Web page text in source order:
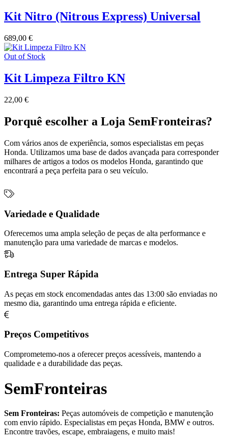
Kit Nitro (Nitrous Express) Universal
689,00 €
Out of Stock
Kit Limpeza Filtro KN
22,00 €
Porquê escolher a Loja SemFronteiras?
Com vários anos de experiência, somos especialistas em peças
Honda. Utilizamos uma base de dados avançada para corresponder
milhares de artigos a todos os modelos Honda, garantindo que
encontrará a peça perfeita para o seu veículo.
Variedade e Qualidade
Oferecemos uma ampla seleção de peças de alta performance e
manutenção para uma variedade de marcas e modelos.
Entrega Super Rápida
As peças em stock encomendadas antes das 13:00 são enviadas no
mesmo dia, garantindo uma entrega rápida e eficiente.
Preços Competitivos
Comprometemo-nos a oferecer preços acessíveis, mantendo a
qualidade e a durabilidade das peças.
SemFronteiras
Sem Fronteiras: Peças automóveis de competição e manutenção
com envio rápido. Especialistas em peças Honda, BMW e outros.
Encontre travões, escape, embraiagens, e muito mais!